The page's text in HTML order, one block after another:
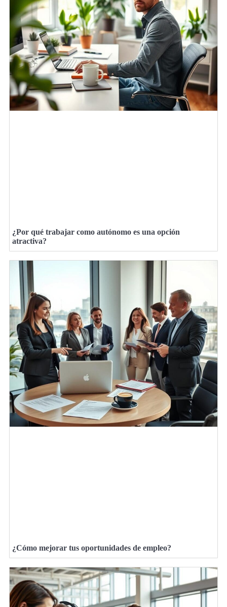
¿Por qué trabajar como autónomo es una opción
atractiva?
¿Cómo mejorar tus oportunidades de empleo?